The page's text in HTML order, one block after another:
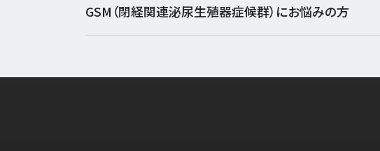
GSM（閉経関連泌尿生殖器症候群）にお悩みの方